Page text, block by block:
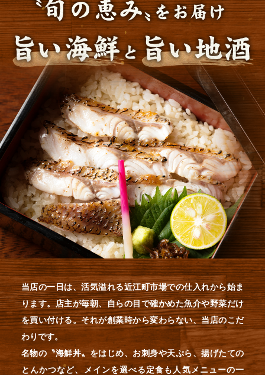
当店の一日は、活気溢れる近江町市場での仕入れから始ま
ります。店主が毎朝、自らの目で確かめた魚介や野菜だけ
を買い付ける。それが創業時から変わらない、当店のこだ
わりです。
名物の〝海鮮丼〟をはじめ、お刺身や天ぷら、揚げたての
とんかつなど、メインを選べる定食も人気メニューの一